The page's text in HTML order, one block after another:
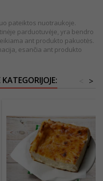
pateiktos nuotraukoje.
parduotuvėje, yra bendro
ant produkto pakuotės.
esančia ant produkto
>